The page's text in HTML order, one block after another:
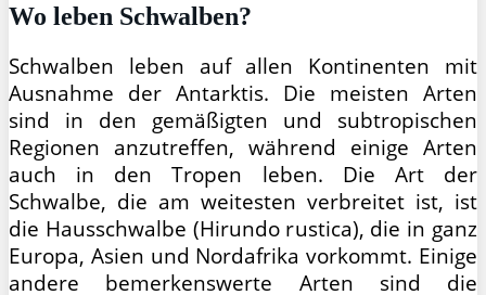
Wo leben Schwalben?
Schwalben leben auf allen Kontinenten mit
Ausnahme der Antarktis. Die meisten Arten
sind in den gemäßigten und subtropischen
Regionen anzutreffen, während einige Arten
auch in den Tropen leben. Die Art der
Schwalbe, die am weitesten verbreitet ist, ist
die Hausschwalbe (Hirundo rustica), die in ganz
Europa, Asien und Nordafrika vorkommt. Einige
andere bemerkenswerte Arten sind die